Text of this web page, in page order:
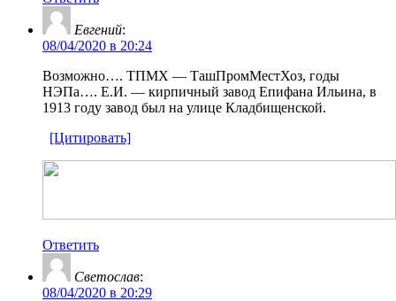
Евгений:
08/04/2020 в 20:24
Возможно…. ТПМХ — ТашПромМестХоз, годы
НЭПа…. Е.И. — кирпичный завод Епифана Ильина, в
1913 году завод был на улице Кладбищенской.
[Цитировать]
Ответить
Светослав:
08/04/2020 в 20:29